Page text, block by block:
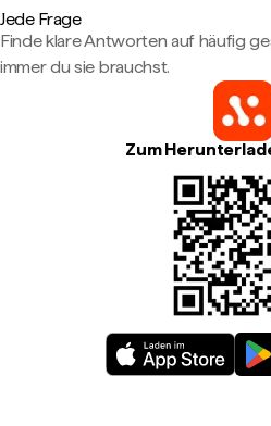
Jede Frage
Finde klare Antworten auf häufig
immer du sie brauchst.
Zum